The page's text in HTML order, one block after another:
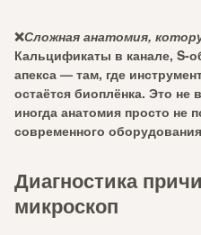
❌Сложная анатомия,
Кальцификаты в канале, S-
апекса — там, где
остаётся биоплёнка. Это
иногда анатомия просто не
современного
Диагностика
микроскоп